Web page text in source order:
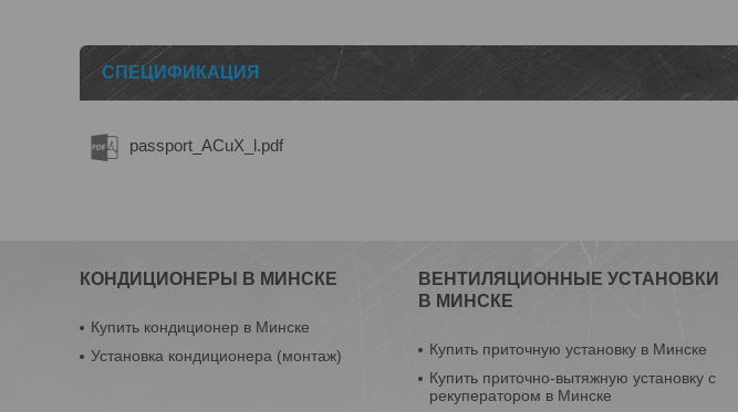
СПЕЦИФИКАЦИЯ
passport_ACuX_l.pdf
КОНДИЦИОНЕРЫ В МИНСКЕ
Купить кондиционер в Минске
Установка кондиционера (монтаж)
ВЕНТИЛЯЦИОННЫЕ УСТАНОВКИ
В МИНСКЕ
Купить приточную установку в Минске
Купить приточно-вытяжную установку с
рекуператором в Минске